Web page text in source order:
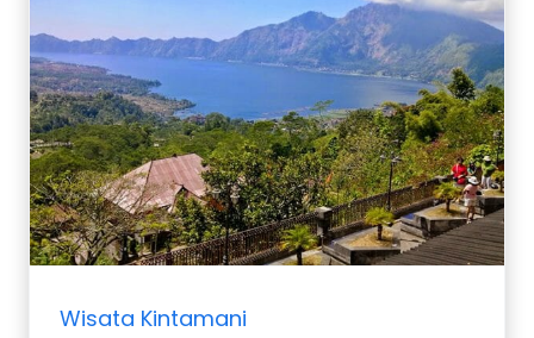
Wisata Kintamani